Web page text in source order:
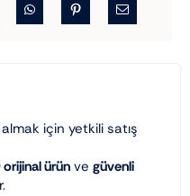
için yetkili satış
ürünve güvenli